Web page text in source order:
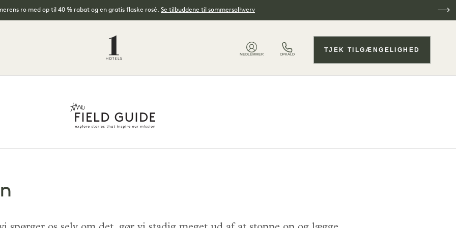
ro med op til 40 % rabat og en gratis flaske rosé. Se tilbuddene til sommersolhverv
MEDLEMMER OPKALD
TJEK TILGÆNGELIGHED